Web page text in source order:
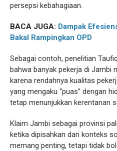
persepsi kebahagiaan.
BACA JUGA: Dampak
Bakal Rampingkan OPD
Sebagai contoh, penelitian
bahwa banyak pekerja di
karena rendahnya kualitas
yang mengaku “puas” dengan
tetap menunjukkan kerentanan
Klaim Jambi sebagai provinsi
ketika dipisahkan dari konteks
memang penting, tetapi tidak